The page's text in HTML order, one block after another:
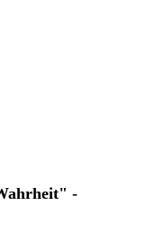
-